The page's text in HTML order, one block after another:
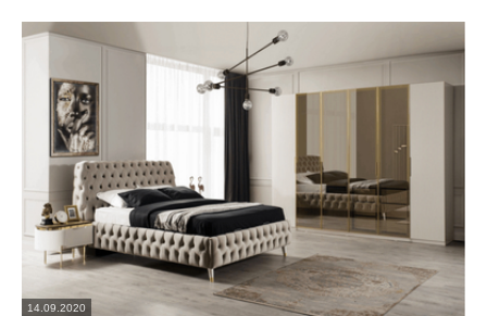
14.09.2020